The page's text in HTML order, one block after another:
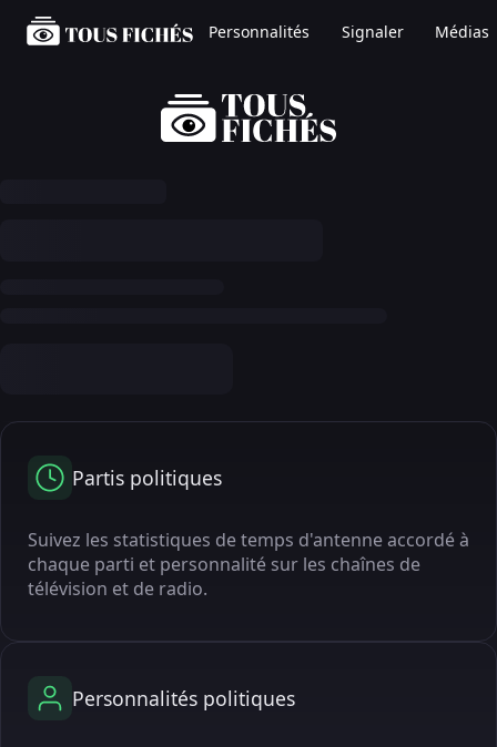
Personnalités Signaler Médias
Partis politiques
Suivez les statistiques de temps d'antenne accordé à
chaque parti et personnalité sur les chaînes de
télévision et de radio.
Personnalités politiques